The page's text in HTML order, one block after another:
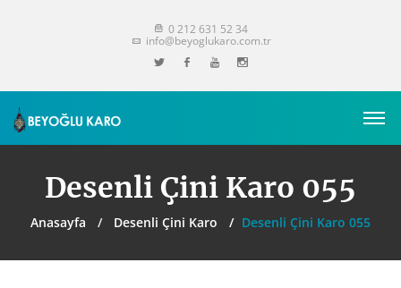
0 212 631 52 34
info@beyoglukaro.com.tr
Desenli Çini Karo 055
Anasayfa Desenli Çini Karo Desenli Çini Karo 055